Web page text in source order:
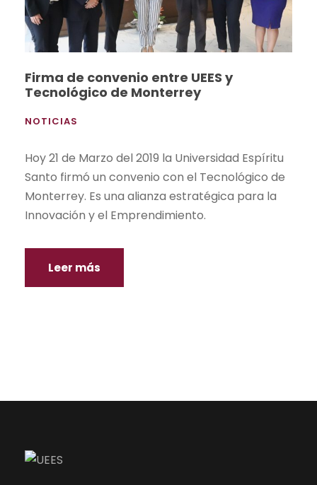
Firma de convenio entre UEES y
Tecnológico de Monterrey
NOTICIAS
Hoy 21 de Marzo del 2019 la Universidad Espíritu
Santo firmó un convenio con el Tecnológico de
Monterrey. Es una alianza estratégica para la
Innovación y el Emprendimiento.
Leer más